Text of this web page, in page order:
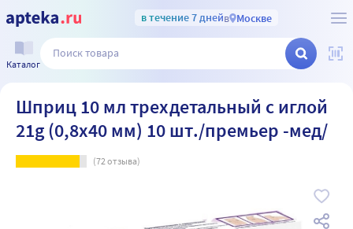
в течение 7 днейв Москве
Каталог
Шприц 10 мл трехдетальный c иглой
21g (0,8х40 мм) 10 шт./премьер -мед/
(72отзыва)